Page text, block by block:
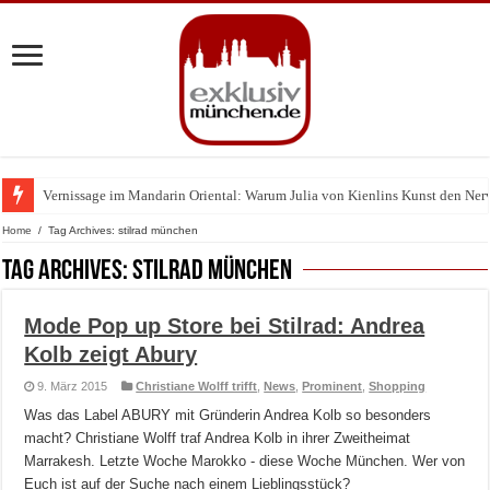
Vernissage im Mandarin Oriental: Warum Julia von Kienlins Kunst den
Home / Tag Archives: stilrad münchen
Tag Archives:stilrad münchen
Mode Pop up Store bei Stilrad: Andrea
Kolb zeigt Abury
9. März 2015 Christiane Wolff trifft ,News ,Prominent ,Shopping
Was das Label ABURY mit Gründerin Andrea Kolb so besonders
macht? Christiane Wolff traf Andrea Kolb in ihrer Zweitheimat
Marrakesh. Letzte Woche Marokko - diese Woche München. Wer von
Euch ist auf der Suche nach einem Lieblingsstück?